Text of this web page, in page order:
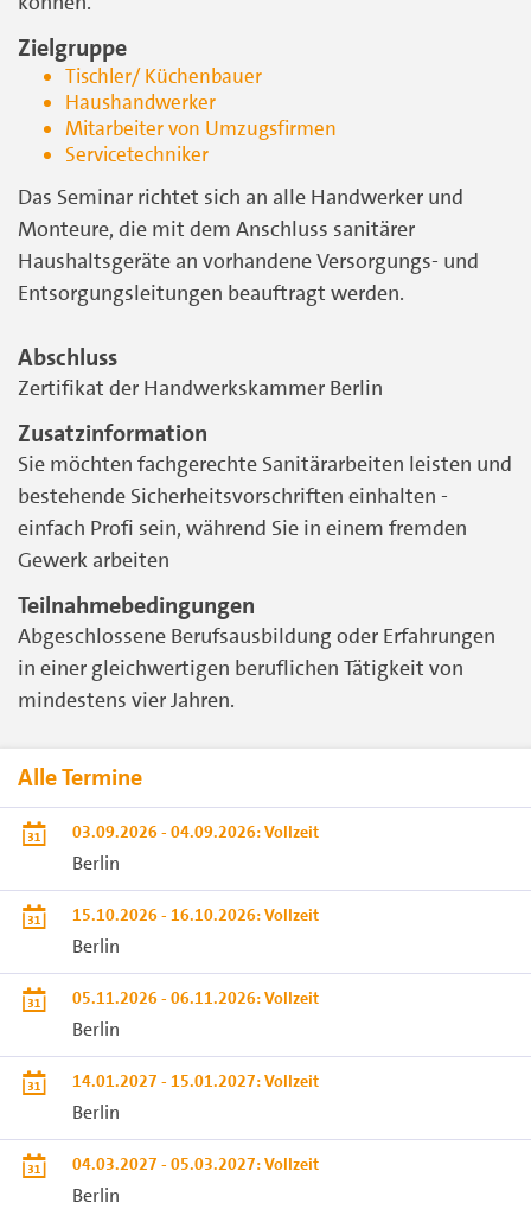
Zielgruppe
Tischler/ Küchenbauer
Haushandwerker
Mitarbeiter von Umzugsfirmen
Servicetechniker
Das Seminar richtet sich an alle Handwerker und
Monteure, die mit dem Anschluss sanitärer
Haushaltsgeräte an vorhandene Versorgungs- und
Entsorgungsleitungen beauftragt werden.
Abschluss
Zertifikat der Handwerkskammer Berlin
Zusatzinformation
Sie möchten fachgerechte Sanitärarbeiten leisten und
bestehende Sicherheitsvorschriften einhalten -
einfach Profi sein, während Sie in einem fremden
Gewerk arbeiten
Teilnahmebedingungen
Abgeschlossene Berufsausbildung oder Erfahrungen
in einer gleichwertigen beruflichen Tätigkeit von
mindestens vier Jahren.
Alle Termine
03.09.2026 - 04.09.2026: Vollzeit
Berlin
15.10.2026 - 16.10.2026: Vollzeit
Berlin
05.11.2026 - 06.11.2026: Vollzeit
Berlin
14.01.2027 - 15.01.2027: Vollzeit
Berlin
04.03.2027 - 05.03.2027: Vollzeit
Berlin